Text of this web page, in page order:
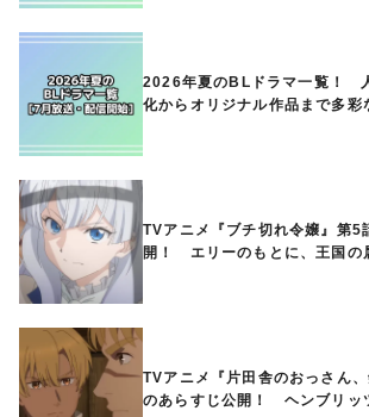
2026年夏のBLドラマ一覧！
化からオリジナル作品まで多
TVアニメ『ブチ切れ令嬢』第5
開！ エリーのもとに、王国の
TVアニメ『片田舎のおっさん
のあらすじ公開！ ヘンブリッ